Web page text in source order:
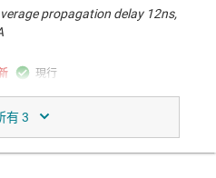
propagation delay 12ns,
輸入的車用八路緩衝器和線路